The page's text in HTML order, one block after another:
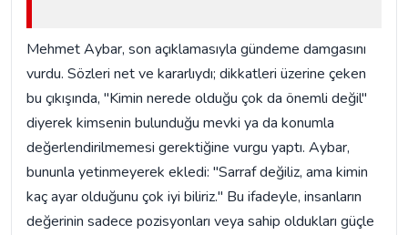
Mehmet Aybar, son açıklamasıyla gündeme damgasını
vurdu. Sözleri net ve kararlıydı; dikkatleri üzerine çeken
bu çıkışında, "Kimin nerede olduğu çok da önemli değil"
diyerek kimsenin bulunduğu mevki ya da konumla
değerlendirilmemesi gerektiğine vurgu yaptı. Aybar,
bununla yetinmeyerek ekledi: "Sarraf değiliz, ama kimin
kaç ayar olduğunu çok iyi biliriz." Bu ifadeyle, insanların
değerinin sadece pozisyonları veya sahip oldukları güçle